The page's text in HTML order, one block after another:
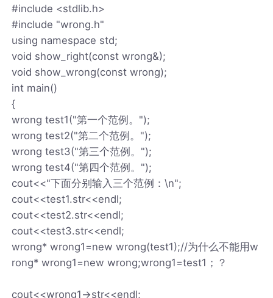
#include <stdlib.h>
#include "wrong.h"
using namespace std;
void show_right(const wrong&);
void show_wrong(const wrong);
int main()
{
wrong test1("第一个范例。");
wrong test2("第二个范例。");
wrong test3("第三个范例。");
wrong test4("第四个范例。");
cout<<"下面分别输入三个范例：\n";
cout<<test1.str<<endl;
cout<<test2.str<<endl;
cout<<test3.str<<endl;
wrong* wrong1=new wrong(test1);//为什么不能用w
rong* wrong1=new wrong;wrong1=test1；？
cout<<wrong1->str<<endl;